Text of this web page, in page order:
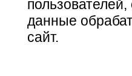
данные
сайт.